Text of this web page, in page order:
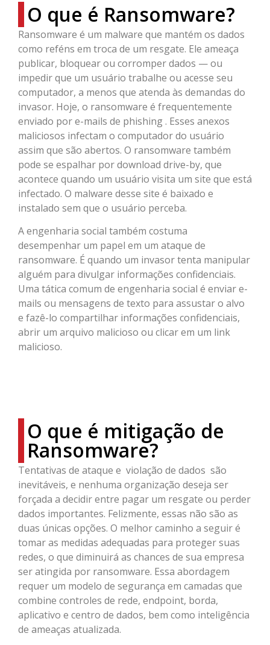
O que é Ransomware?
Ransomware é um malware que mantém os dados
como reféns em troca de um resgate. Ele ameaça
publicar, bloquear ou corromper dados — ou
impedir que um usuário trabalhe ou acesse seu
computador, a menos que atenda às demandas do
invasor. Hoje, o ransomware é frequentemente
enviado por e-mails de phishing . Esses anexos
maliciosos infectam o computador do usuário
assim que são abertos. O ransomware também
pode se espalhar por download drive-by, que
acontece quando um usuário visita um site que está
infectado. O malware desse site é baixado e
instalado sem que o usuário perceba.
A engenharia social também costuma
desempenhar um papel em um ataque de
ransomware. É quando um invasor tenta manipular
alguém para divulgar informações confidenciais.
Uma tática comum de engenharia social é enviar e-
mails ou mensagens de texto para assustar o alvo
e fazê-lo compartilhar informações confidenciais,
abrir um arquivo malicioso ou clicar em um link
malicioso.
O que é mitigação de
Ransomware?
Tentativas de ataque e violação de dados são
inevitáveis, e nenhuma organização deseja ser
forçada a decidir entre pagar um resgate ou perder
dados importantes. Felizmente, essas não são as
duas únicas opções. O melhor caminho a seguir é
tomar as medidas adequadas para proteger suas
redes, o que diminuirá as chances de sua empresa
ser atingida por ransomware. Essa abordagem
requer um modelo de segurança em camadas que
combine controles de rede, endpoint, borda,
aplicativo e centro de dados, bem como inteligência
de ameaças atualizada.